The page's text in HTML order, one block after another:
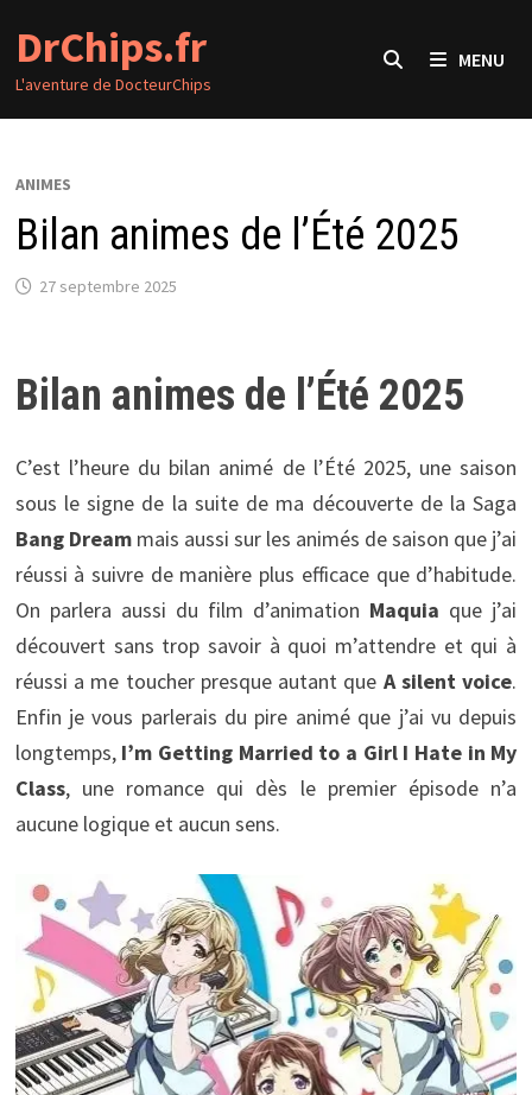
contenu
DrChips.fr
L'aventure de DocteurChips
MENU
ANIMES
Bilan animes de l’Été 2025
27 septembre 2025
Bilan animes de l’Été 2025
C’est l’heure du bilan animé de l’Été 2025, une saison
sous le signe de la suite de ma découverte de la Saga
Bang Dream mais aussi sur les animés de saison que j’ai
réussi à suivre de manière plus efficace que d’habitude.
On parlera aussi du film d’animation Maquia que j’ai
découvert sans trop savoir à quoi m’attendre et qui à
réussi a me toucher presque autant que A silent voice.
Enfin je vous parlerais du pire animé que j’ai vu depuis
longtemps, I’m Getting Married to a Girl I Hate in My
Class, une romance qui dès le premier épisode n’a
aucune logique et aucun sens.